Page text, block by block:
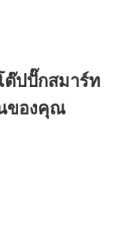
ต๊ปปั๊กสมาร์ท
ของคุณ